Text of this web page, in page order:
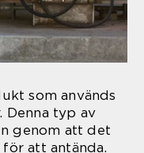
som används
Denna typ av
genom att det
att antända.